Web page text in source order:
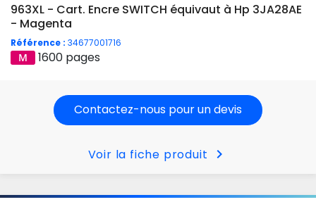
963XL - Cart. Encre SWITCH équivaut à Hp 3JA28AE
- Magenta
Référence : 34677001716
1600 pages
Contactez-nous pour un devis
Voir la fiche produit chevron_right